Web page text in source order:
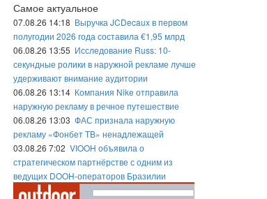
Самое актуальное
07.08.26 14:18 Выручка JCDecaux в первом
полугодии 2026 года составила €1,95 млрд
06.08.26 13:55 Исследование Russ: 10-
секундные ролики в наружной рекламе лучше
удерживают внимание аудитории
06.08.26 13:14 Компания Nike отправила
наружную рекламу в речное путешествие
06.08.26 13:03 ФАС признала наружную
рекламу «Фонбет ТВ» ненадлежащей
03.08.26 7:02 VIOOH объявила о
стратегическом партнёрстве с одним из
ведущих DOOH-операторов Бразилии